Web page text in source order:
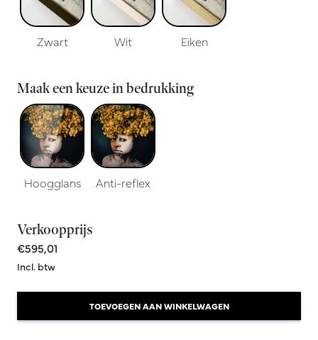
Zwart Wit Eiken
Maak een keuze in bedrukking
Hoogglans Anti-reflex
Verkoopprijs
€595,01
Incl. btw
TOEVOEGEN AAN WINKELWAGEN